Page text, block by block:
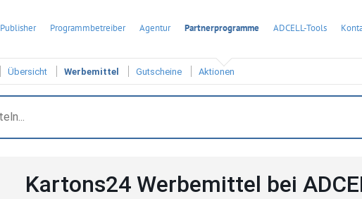
Publisher Programmbetreiber Agentur Partnerprogramme ADCELL-Tools
Übersicht Werbemittel Gutscheine Aktionen
Kartons24 Werbemittel bei